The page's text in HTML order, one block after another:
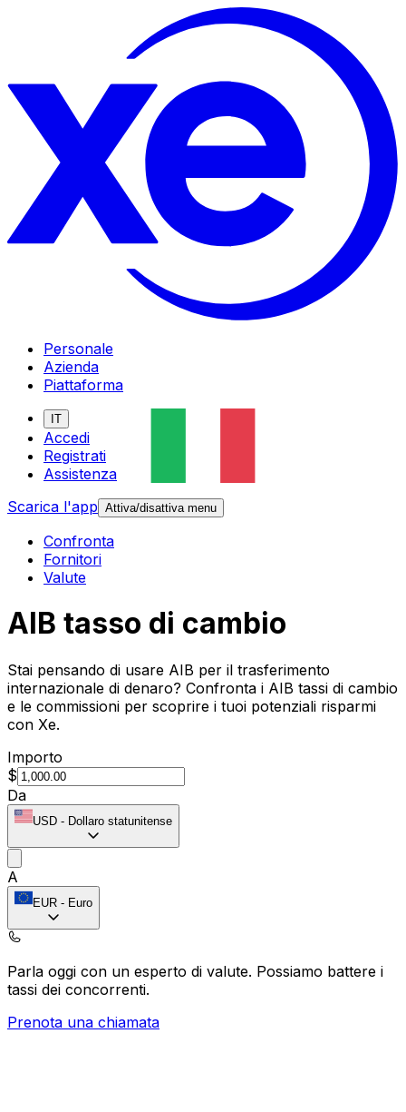
Personale
Azienda
Piattaforma
IT
Accedi
Registrati
Assistenza
Scarica l'app Attiva/disattiva menu
Confronta
Fornitori
Valute
AIB tasso di cambio
Stai pensando di usare AIB per il trasferimento
internazionale di denaro? Confronta i AIB tassi di cambio
e le commissioni per scoprire i tuoi potenziali risparmi
con Xe.
Importo
$
Da
USD - Dollaro statunitense
A
EUR - Euro
Parla oggi con un esperto di valute. Possiamo battere i
tassi dei concorrenti.
Prenota una chiamata